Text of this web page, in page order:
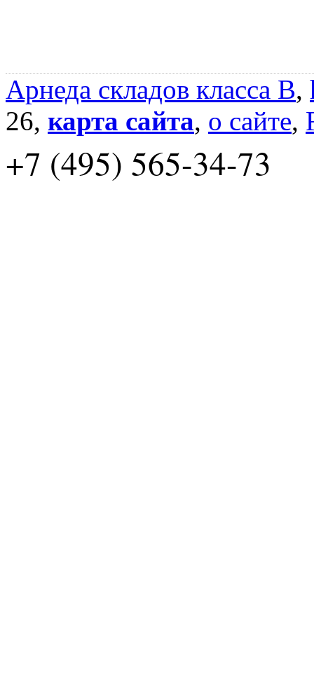
Арнеда складов класса B,
26, карта сайта, о сайте,
+7 (495) 565-34-73